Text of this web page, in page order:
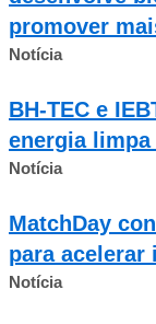
promover
Notícia
BH-TEC e
energia limpa
Notícia
MatchDay
para acelerar
Notícia